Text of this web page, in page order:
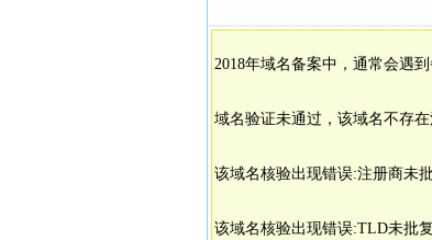
2018年域名备案中，通常会遇
域名验证未通过，该域名不存
该域名核验出现错误:注册商未
该域名核验出现错误:TLD未批复